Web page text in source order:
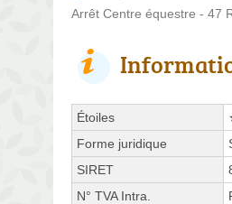
Arrêt Centre équestre - 47
Étoiles
Forme juridique
SIRET
N° TVA Intra.